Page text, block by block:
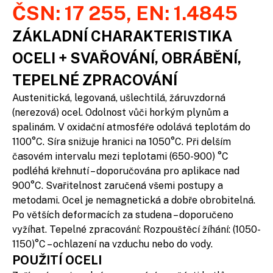
ČSN: 17 255, EN: 1.4845
ZÁKLADNÍ CHARAKTERISTIKA
OCELI + SVAŘOVÁNÍ, OBRÁBĚNÍ,
TEPELNÉ ZPRACOVÁNÍ
Austenitická, legovaná, ušlechtilá, žáruvzdorná
(nerezová) ocel. Odolnost vůči horkým plynům a
spalinám. V oxidační atmosféře odolává teplotám do
1100°C. Síra snižuje hranici na 1050°C. Při delším
časovém intervalu mezi teplotami (650-900) °C
podléhá křehnutí – doporučována pro aplikace nad
900°C. Svařitelnost zaručená všemi postupy a
metodami. Ocel je nemagnetická a dobře obrobitelná.
Po větších deformacích za studena – doporučeno
vyžíhat. Tepelné zpracování: Rozpouštěcí žíhání: (1050-
1150)°C – ochlazení na vzduchu nebo do vody.
POUŽITÍ OCELI